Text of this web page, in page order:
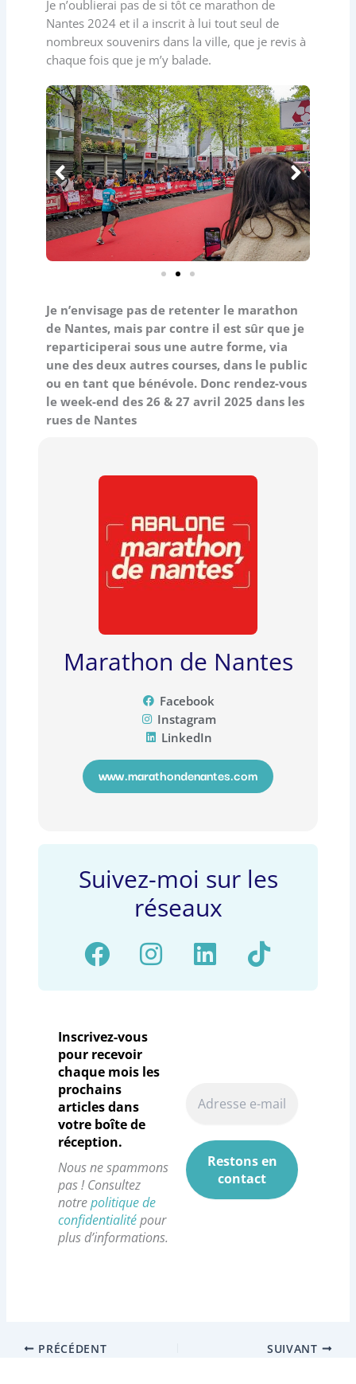
Je n’oublierai pas de si tôt ce marathon de
Nantes 2024 et il a inscrit à lui tout seul de
nombreux souvenirs dans la ville, que je revis à
chaque fois que je m’y balade.
Je n’envisage pas de retenter le marathon
de Nantes, mais par contre il est sûr que je
reparticiperai sous une autre forme, via
une des deux autres courses, dans le public
ou en tant que bénévole. Donc rendez-vous
le week-end des 26 & 27 avril 2025 dans les
rues de Nantes
Marathon de Nantes
Facebook
Instagram
LinkedIn
www.marathondenantes.com
Suivez-moi sur les
réseaux
F
a
e
b
o
o
k
I
n
g
L
i
i
T
i
Inscrivez-vous
pour recevoir
chaque mois les
prochains
articles dans
votre boîte de
réception.
Nous ne spammons
pas ! Consultez
notrepolitique de
confidentialitépour
plus d’informations.
PRÉCÉDENT SUIVANT